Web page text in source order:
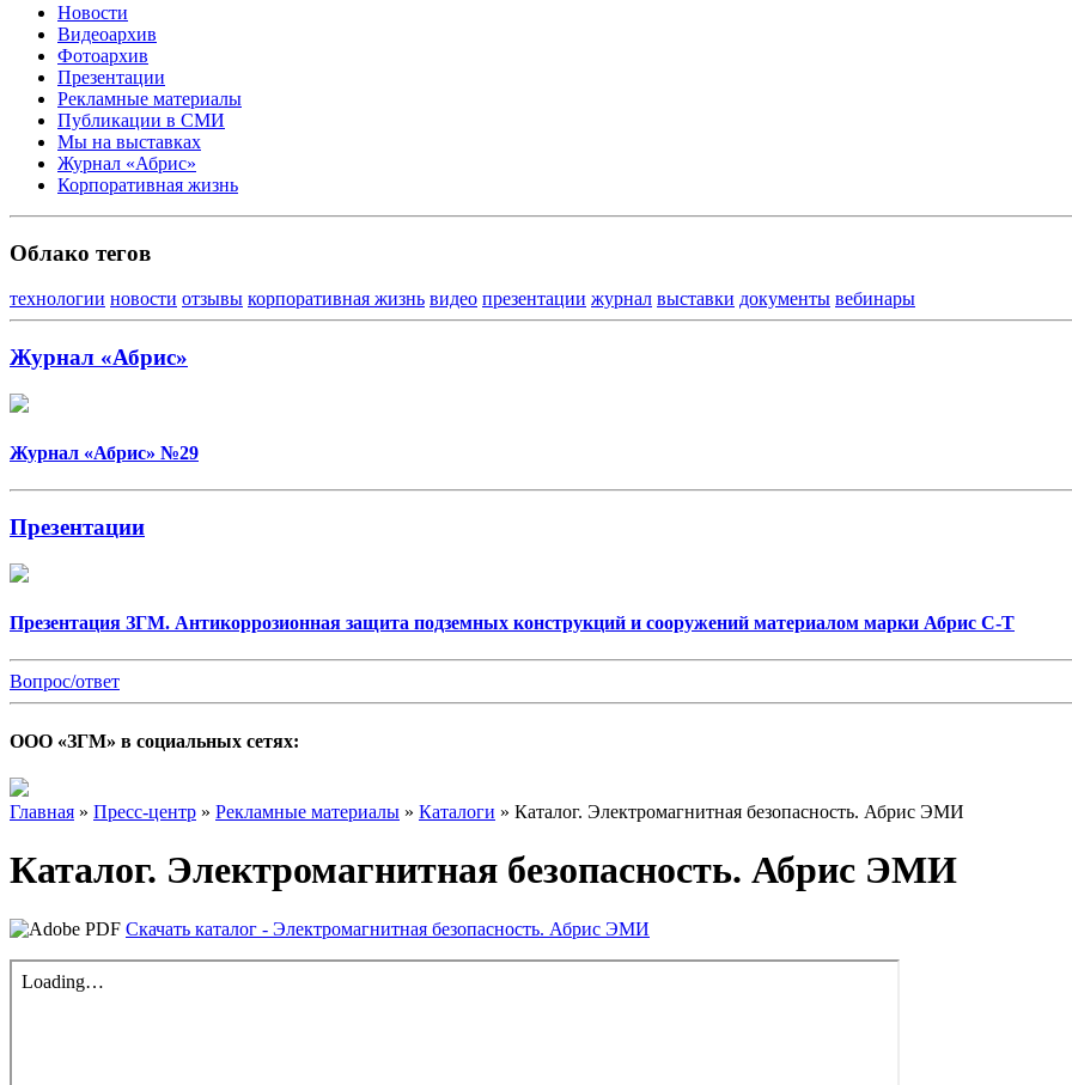
Новости
Видеоархив
Фотоархив
Презентации
Рекламные материалы
Публикации в СМИ
Мы на выставках
Журнал «Абрис»
Корпоративная жизнь
Облако тегов
технологии новости отзывы корпоративная жизнь видео презентации журнал выставки документы вебинары
Журнал «Абрис»
Журнал «Абрис» №29
Презентации
Презентация ЗГМ. Антикоррозионная защита подземных конструкций и сооружений материалом марки Абрис С-Т
Вопрос/ответ
ООО «ЗГМ» в социальных сетях:
Главная » Пресс-центр » Рекламные материалы » Каталоги » Каталог. Электромагнитная безопасность. Абрис ЭМИ
Каталог. Электромагнитная безопасность. Абрис ЭМИ
Скачать каталог - Электромагнитная безопасность. Абрис ЭМИ